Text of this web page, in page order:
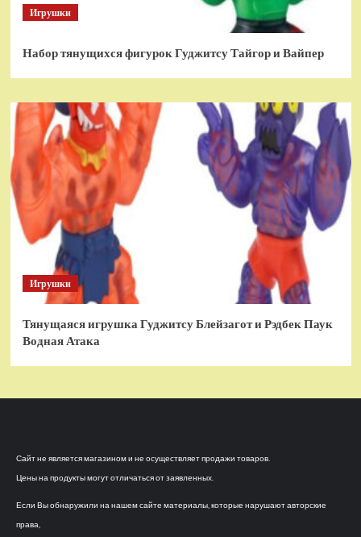
Игрушки
Набор тянущихся фигурок Гуджитсу Тайгор и Вайпер
Игрушки
Тянущаяся игрушка Гуджитсу Блейзагот и Рэдбек Паук
Водная Атака
Сайт не является магазином и не осуществляет продажи товаров.
Цены на продукты могут отличаться от заявленных.
Если Вы обнаружили на нашем сайте материалы, которые нарушают авторские
права,